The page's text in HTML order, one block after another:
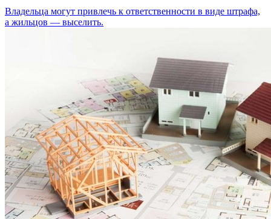
Владельца могут привлечь к ответственности в виде штрафа,
а жильцов — выселить.